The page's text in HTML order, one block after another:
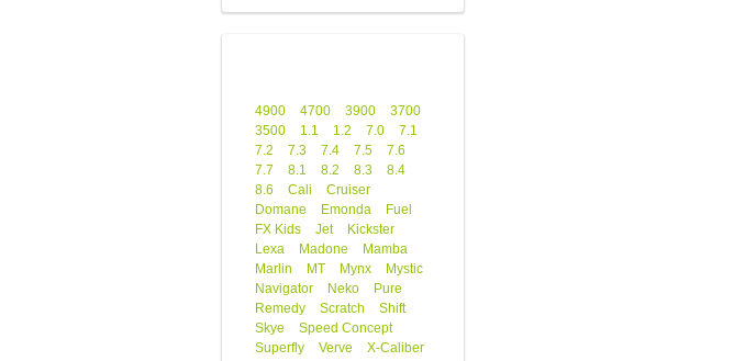
4900 4700 3900
3700
3500
1.1 1.2 7.0
7.1
7.2
7.3 7.4 7.5
7.6
7.7
8.1 8.2 8.3
8.4
8.6
Cali
Cruiser
Domane
Emonda
Fuel
FX Kids
Jet
Kickster
Lexa
Madone
Mamba
Marlin
MT Mynx
Mystic
Navigator
Neko
Pure
Remedy
Scratch
Shift
Skye
Speed Concept
Superfly
Verve X-Caliber